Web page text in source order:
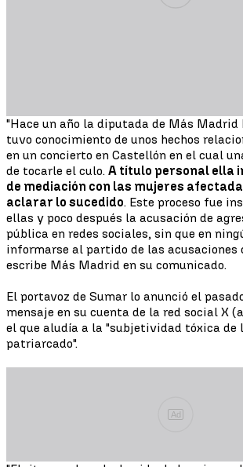
"Hace un año la diputada de Más
tuvo conocimiento de unos hechos
en un concierto en Castellón en el cual
de tocarle el culo. A título personal ella
de mediación con las mujeres
aclarar lo sucedido. Este proceso fue
ellas y poco después la acusación de
pública en redes sociales, sin que en
informarse al partido de las acusaciones
escribe Más Madrid en su comunicado.
El portavoz de Sumar lo anunció el
mensaje en su cuenta de la red social X
el que aludía a la "subjetividad tóxica de
patriarcado".
Ad